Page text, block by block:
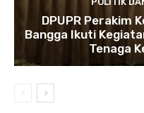
DPUPR Perakim
Bangga Ikuti
Tenaga